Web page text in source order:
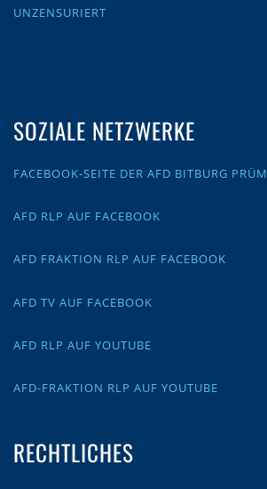
UNZENSURIERT
SOZIALE NETZWERKE
FACEBOOK-SEITE DER AFD BITBURG PRÜM
AFD RLP AUF FACEBOOK
AFD FRAKTION RLP AUF FACEBOOK
AFD TV AUF FACEBOOK
AFD RLP AUF YOUTUBE
AFD-FRAKTION RLP AUF YOUTUBE
RECHTLICHES